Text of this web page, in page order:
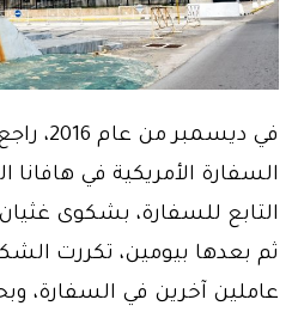
في
السفارة الأمريكية في هافانا
التابع للسفارة، بشكوى
ثم بعدها بيومين، تكررت